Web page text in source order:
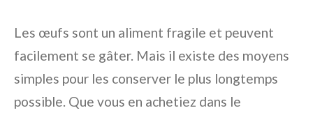
Les œufs sont un aliment fragile et peuvent
facilement se gâter. Mais il existe des moyens
simples pour les conserver le plus longtemps
possible. Que vous en achetiez dans le